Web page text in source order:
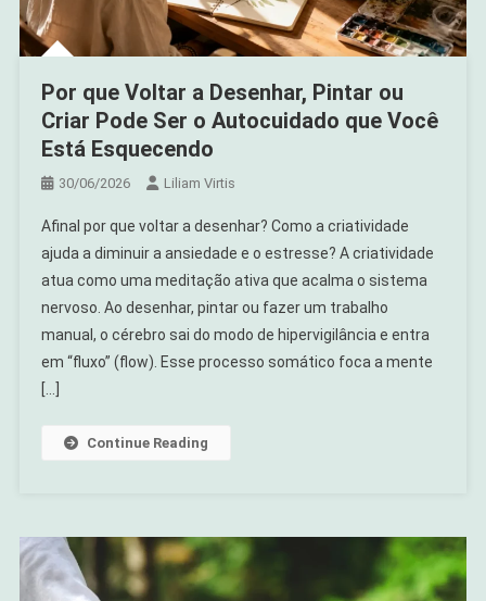
Por que Voltar a Desenhar, Pintar ou
Criar Pode Ser o Autocuidado que Você
Está Esquecendo
30/06/2026 Liliam Virtis
Afinal por que voltar a desenhar? Como a criatividade
ajuda a diminuir a ansiedade e o estresse? A criatividade
atua como uma meditação ativa que acalma o sistema
nervoso. Ao desenhar, pintar ou fazer um trabalho
manual, o cérebro sai do modo de hipervigilância e entra
em “fluxo” (flow). Esse processo somático foca a mente
[…]
Continue Reading